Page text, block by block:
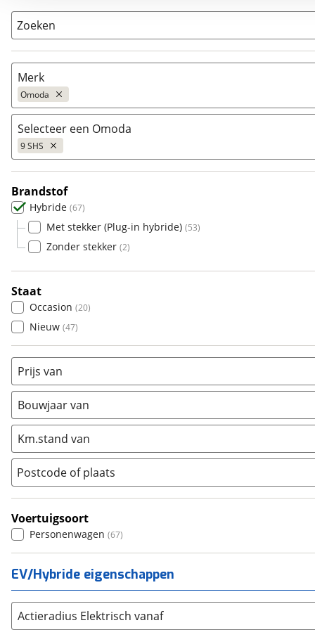
Zoeken
Merk
Omoda
Populair
Audi (2091)
Citroën
Fiat
Ford
Mazda
Nissan (639)
Opel (
Renault (2766)
Seat (319)
SKODA (611)
Suzuki (667)
Toyota (5707)
Volkswagen
Volvo (3218)
Alle merken
Abarth (
Aiways
Aixam (0)
Selecteer een Omoda
9 SHS
5
5 EV
5 SHS
Brandstof
Hybride (67)
Met stekker (Plug-in hybride) (53)
Zonder stekker (2)
Staat
Occasion (20)
Nieuw (47)
Prijs van
Bouwjaar van
Km.stand van
Postcode of plaats
Voertuigsoort
Personenwagen (67)
EV/Hybride eigenschappen
Actieradius Elektrisch vanaf